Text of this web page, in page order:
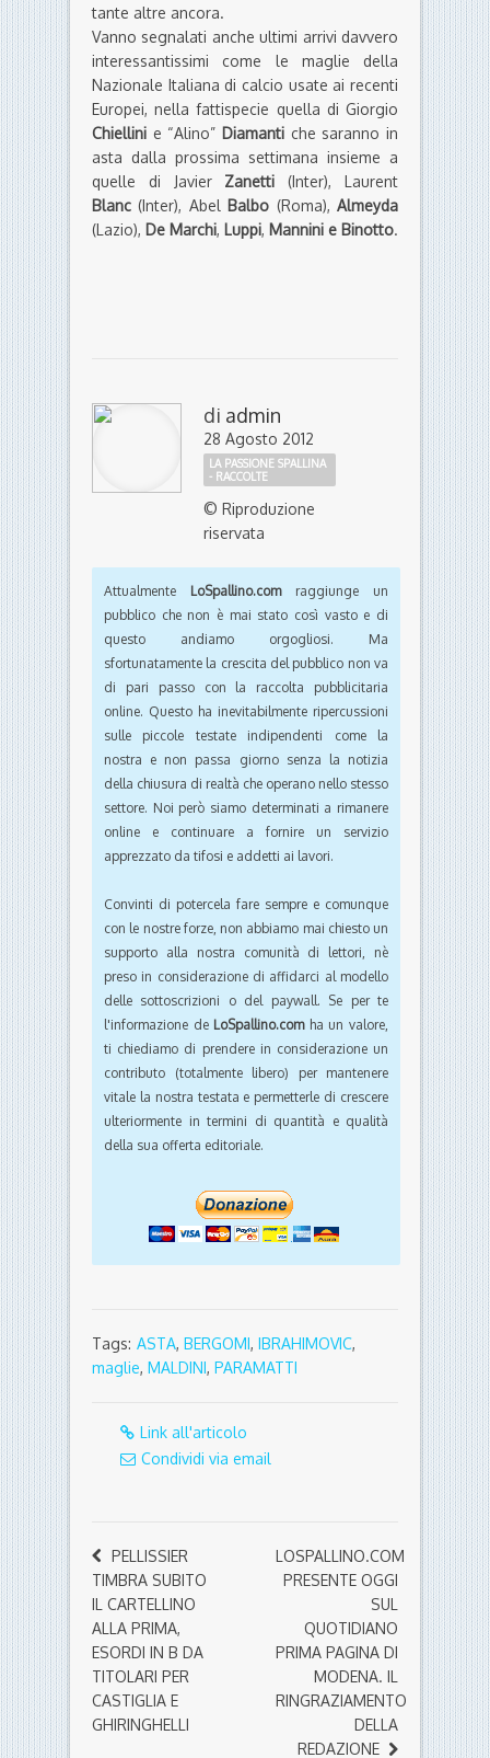
tante altre ancora.
Vanno segnalati anche ultimi arrivi davvero
interessantissimi come le maglie della
Nazionale Italiana di calcio usate ai recenti
Europei, nella fattispecie quella di Giorgio
Chiellini e “Alino” Diamanti che saranno in
asta dalla prossima settimana insieme a
quelle di Javier Zanetti (Inter), Laurent
Blanc (Inter), Abel Balbo (Roma),Almeyda
(Lazio), De Marchi, Luppi, Mannini e Binotto.
di admin
28 Agosto 2012
LA PASSIONE SPALLINA
- RACCOLTE
© Riproduzione
riservata
Attualmente LoSpallino.comraggiunge un
pubblico che non è mai stato così vasto e di
questo andiamo orgogliosi. Ma
sfortunatamente la crescita del pubblico non va
di pari passo con la raccolta pubblicitaria
online. Questo ha inevitabilmente ripercussioni
sulle piccole testate indipendenti come la
nostra e non passa giorno senza la notizia
della chiusura di realtà che operano nello stesso
settore. Noi però siamo determinati a rimanere
online e continuare a fornire un servizio
apprezzato da tifosi e addetti ai lavori.
Convinti di potercela fare sempre e comunque
con le nostre forze, non abbiamo mai chiesto un
supporto alla nostra comunità di lettori, nè
preso in considerazione di affidarci al modello
delle sottoscrizioni o del paywall. Se per te
l'informazione de LoSpallino.comha un valore,
ti chiediamo di prendere in considerazione un
contributo (totalmente libero) per mantenere
vitale la nostra testata e permetterle di crescere
ulteriormente in termini di quantità e qualità
della sua offerta editoriale.
Tags: ASTA, BERGOMI, IBRAHIMOVIC,
maglie, MALDINI, PARAMATTI
Link all'articolo
Condividi via email
PELLISSIER
TIMBRA SUBITO
IL CARTELLINO
ALLA PRIMA,
ESORDI IN B DA
TITOLARI PER
CASTIGLIA E
GHIRINGHELLI
LOSPALLINO.COM
PRESENTE OGGI
SUL
QUOTIDIANO
PRIMA PAGINA DI
MODENA. IL
RINGRAZIAMENTO
DELLA
REDAZIONE